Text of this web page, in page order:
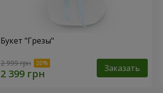
Букет "Грезы"
2 999 грн Заказать